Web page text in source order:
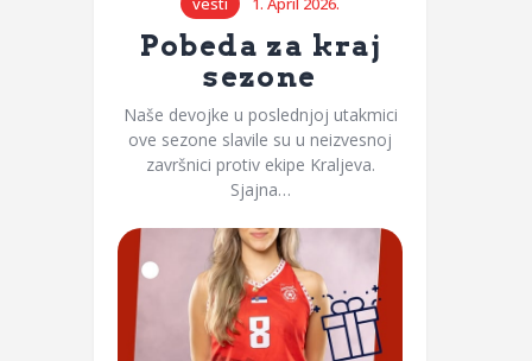
Pobeda za kraj
sezone
Naše devojke u poslednjoj utakmici
ove sezone slavile su u neizvesnoj
završnici protiv ekipe Kraljeva.
Sjajna…